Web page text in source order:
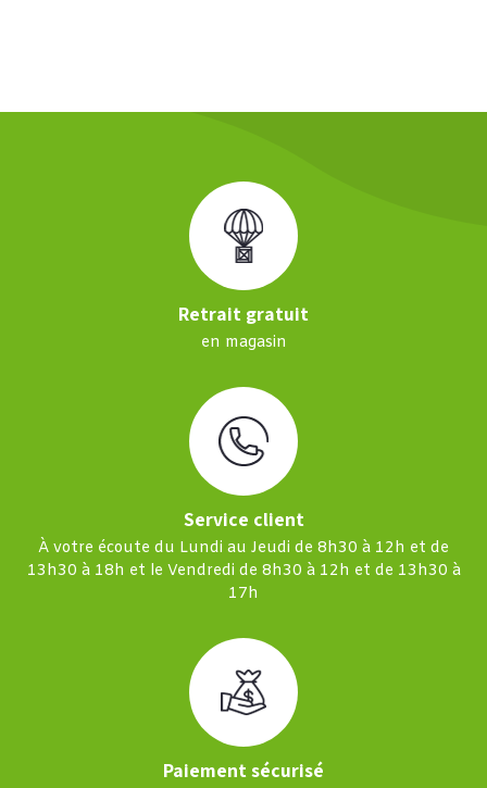
Retrait gratuit
en magasin
Service client
À votre écoute du Lundi au Jeudi de 8h30 à 12h et de
13h30 à 18h et le Vendredi de 8h30 à 12h et de 13h30 à
17h
Paiement sécurisé